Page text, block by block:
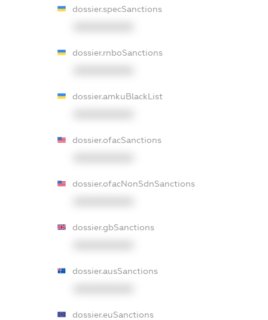
dossier.specSanctions
dossier.rnboSanctions
dossier.amkuBlackList
dossier.ofacSanctions
dossier.ofacNonSdnSanctions
dossier.gbSanctions
dossier.ausSanctions
dossier.euSanctions